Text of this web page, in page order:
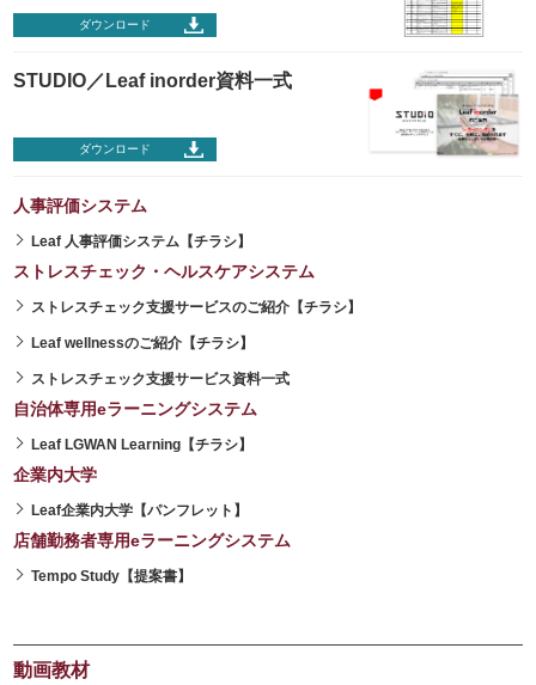
ダウンロード
STUDIO／Leaf inorder資料一式
ダウンロード
人事評価システム
Leaf 人事評価システム【チラシ】
ストレスチェック・ヘルスケアシステム
ストレスチェック支援サービスのご紹介【チラシ】
Leaf wellnessのご紹介【チラシ】
ストレスチェック支援サービス資料一式
自治体専用eラーニングシステム
Leaf LGWAN Learning【チラシ】
企業内大学
Leaf企業内大学【パンフレット】
店舗勤務者専用eラーニングシステム
Tempo Study【提案書】
動画教材